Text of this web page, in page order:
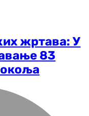
жртава: У
83